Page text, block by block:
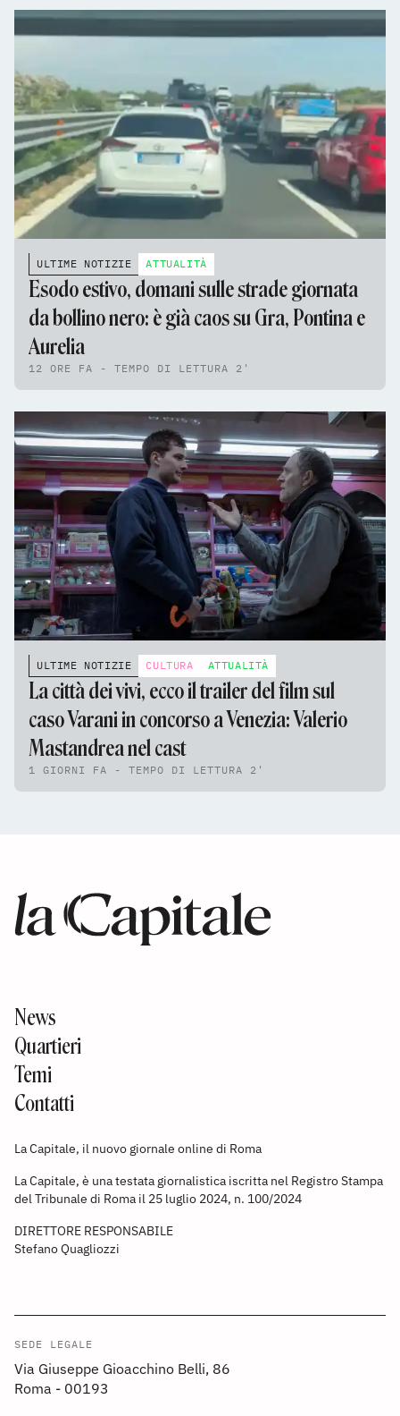
ULTIME NOTIZIE ATTUALITÀ
Esodo estivo, domani sulle strade giornata
da bollino nero: è già caos su Gra, Pontina e
Aurelia
12 ORE FA - TEMPO DI LETTURA 2'
ULTIME NOTIZIE CULTURA ATTUALITÀ
La città dei vivi, ecco il trailer del film sul
caso Varani in concorso a Venezia: Valerio
Mastandrea nel cast
1 GIORNI FA - TEMPO DI LETTURA 2'
News
Quartieri
Temi
Contatti
La Capitale, il nuovo giornale online di Roma
La Capitale, è una testata giornalistica iscritta nel Registro Stampa
del Tribunale di Roma il 25 luglio 2024, n. 100/2024
DIRETTORE RESPONSABILE
Stefano Quagliozzi
SEDE LEGALE
Via Giuseppe Gioacchino Belli, 86
Roma - 00193